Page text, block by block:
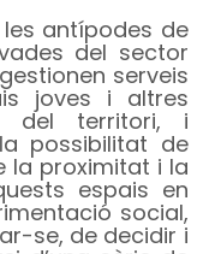
antípodes de
del sector
serveis
joves i altres
del territori, i
possibilitat de
la proximitat i la
espais en
social,
se, de decidir i